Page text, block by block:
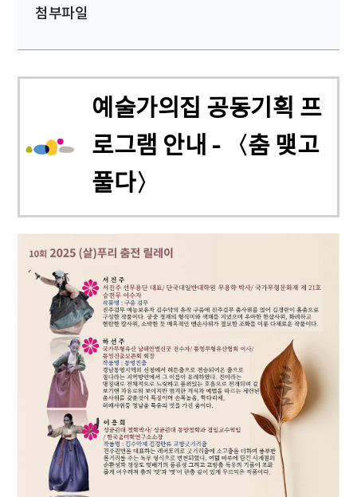
첨부파일
예술가의집 공동기획 프
로그램 안내 - 〈춤 맺고
풀다〉